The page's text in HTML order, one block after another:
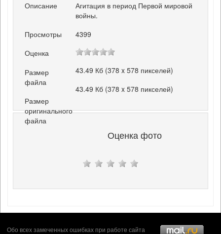
Описание
Агитация в период Первой мировой
войны.
Просмотры
4399
Оценка
Размер
файла
43.49 Кб (378 x 578 пикселей)
Размер
оригинального
файла
43.49 Кб (378 x 578 пикселей)
Оценка фото
Обо всех замеченных ошибках при работе сайта